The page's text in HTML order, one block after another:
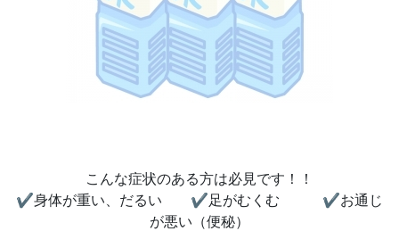
こんな症状のある方は必見です！！
✔身体が重い、だるい ✔足がむくむ ✔お通じ
が悪い（便秘）